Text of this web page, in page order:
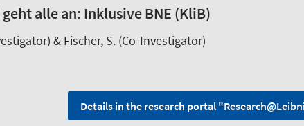
alle an: Inklusive BNE (KliB)
& Fischer, S. (Co-Investigator)
Details in the research portal